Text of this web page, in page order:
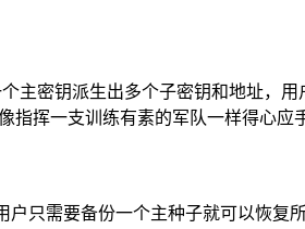
主密钥派生出多个子密钥和地址，
挥一支训练有素的军队一样得心应
只需要备份一个主种子就可以恢